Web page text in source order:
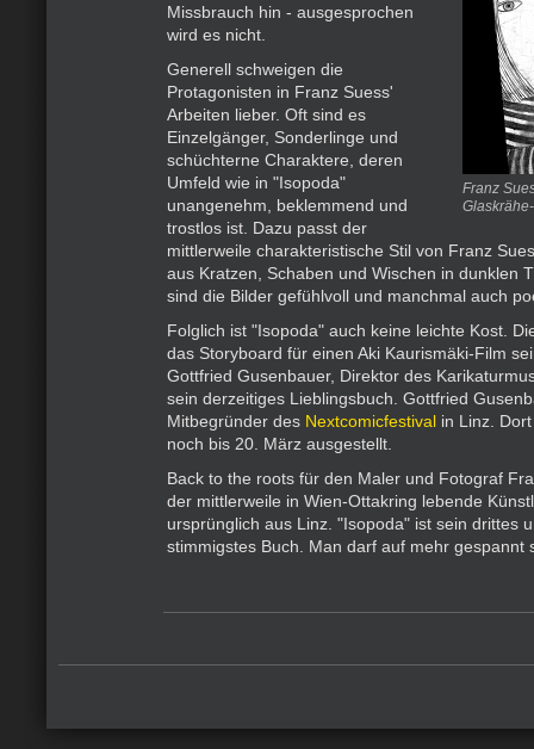
Franz
Missbrauch hin - ausgesprochen
wird es nicht.
Generell schweigen die
Protagonisten in Franz Suess'
Arbeiten lieber. Oft sind es
Einzelgänger, Sonderlinge und
schüchterne Charaktere, deren
Umfeld wie in "Isopoda"
unangenehm, beklemmend und
trostlos ist. Dazu passt der
mittlerweile charakteristische Stil von Franz
aus Kratzen, Schaben und Wischen in dunklen
sind die Bilder gefühlvoll und manchmal auch
Folglich ist "Isopoda" auch keine leichte Kost.
das Storyboard für einen Aki Kaurismäki-Film
Gottfried Gusenbauer, Direktor des
sein derzeitiges Lieblingsbuch. Gottfried
Mitbegründer des Nextcomicfestival in Linz.
noch bis 20. März ausgestellt.
Back to the roots für den Maler und Fotograf
der mittlerweile in Wien-Ottakring lebende
ursprünglich aus Linz. "Isopoda" ist sein drittes
stimmigstes Buch. Man darf auf mehr gespannt